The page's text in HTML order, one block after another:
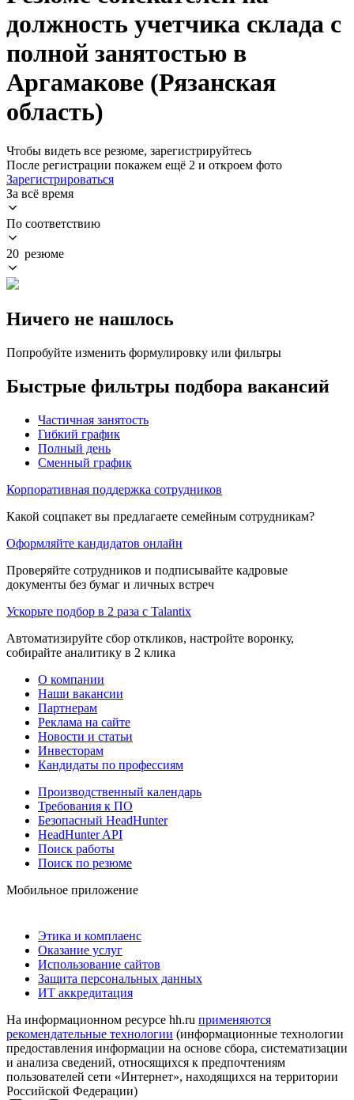
должность учетчика склада с
полной занятостью в
Аргамакове (Рязанская
область)
Чтобы видеть все резюме, зарегистрируйтесь
После регистрации покажем ещё 2 и откроем фото
Зарегистрироваться
За всё время
По соответствию
20 резюме
Ничего не нашлось
Попробуйте изменить формулировку или фильтры
Быстрые фильтры подбора вакансий
Частичная занятость
Гибкий график
Полный день
Сменный график
Корпоративная поддержка сотрудников
Какой соцпакет вы предлагаете семейным сотрудникам?
Оформляйте кандидатов онлайн
Проверяйте сотрудников и подписывайте кадровые
документы без бумаг и личных встреч
Ускорьте подбор в 2 раза с Talantix
Автоматизируйте сбор откликов, настройте воронку,
собирайте аналитику в 2 клика
О компании
Наши вакансии
Партнерам
Реклама на сайте
Новости и статьи
Инвесторам
Кандидаты по профессиям
Производственный календарь
Требования к ПО
Безопасный HeadHunter
HeadHunter API
Поиск работы
Поиск по резюме
Мобильное приложение
Этика и комплаенс
Оказание услуг
Использование сайтов
Защита персональных данных
ИТ аккредитация
На информационном ресурсе hh.ru применяются
рекомендательные технологии (информационные технологии
предоставления информации на основе сбора, систематизации
и анализа сведений, относящихся к предпочтениям
пользователей сети «Интернет», находящихся на территории
Российской Федерации)